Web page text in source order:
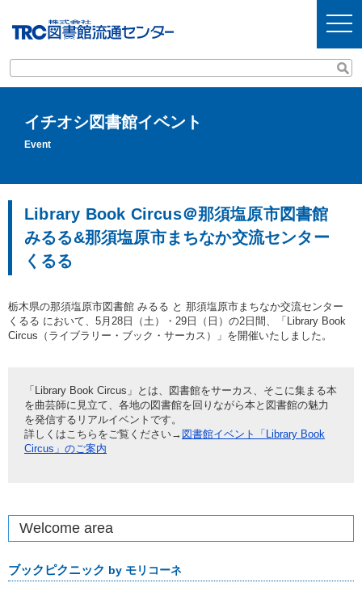
t
o
g
l
e
イチオシ図書館イベント
Event
Library Book Circus＠那須塩原市図書館
みるる&那須塩原市まちなか交流センター
くるる
栃木県の那須塩原市図書館 みるる と 那須塩原市まちなか交流センター
くるる において、5月28日（土）・29日（日）の2日間、「Library Book
Circus（ライブラリー・ブック・サーカス）」を開催いたしました。
「Library Book Circus」とは、図書館をサーカス、そこに集まる本
を曲芸師に見立て、各地の図書館を回りながら本と図書館の魅力
を発信するリアルイベントです。
詳しくはこちらをご覧ください→ 図書館イベント「Library Book
Circus」のご案内
Welcome area
ブックピクニック by モリコーネ